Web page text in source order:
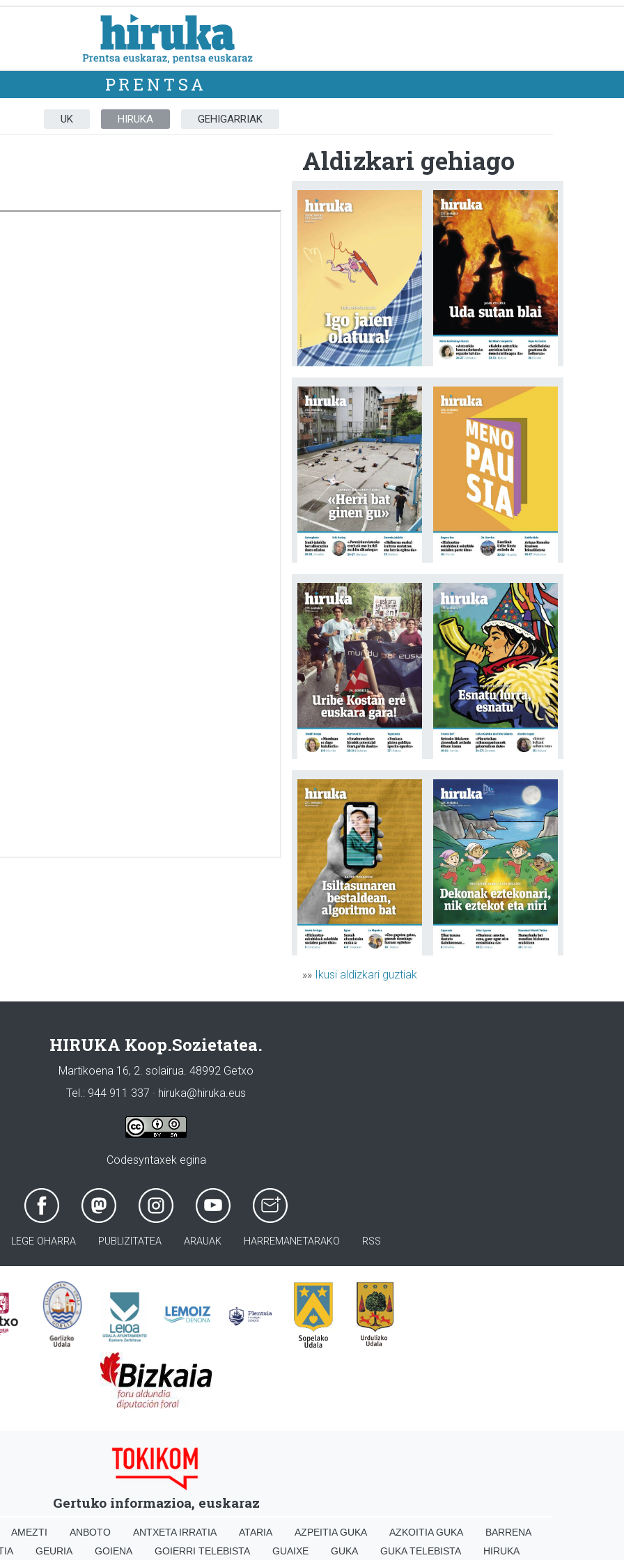
PRENTSA
UK HIRUKA GEHIGARRIAK
Aldizkari gehiago
»» Ikusi aldizkari guztiak
HIRUKA Koop.Sozietatea.
Martikoena 16, 2. solairua. 48992 Getxo
Tel.: 944 911 337 · hiruka@hiruka.eus
Codesyntaxek egina
LEGE OHARRA PUBLIZITATEA ARAUAK HARREMANETARAKO RSS
Gertuko informazioa, euskaraz
AMEZTI ANBOTO ANTXETA IRRATIA ATARIA AZPEITIA GUKA AZKOITIA GUKA
BARRENA
GEURIA GOIENA GOIERRI TELEBISTA GUAIXE GUKA GUKA TELEBISTA HIRUKA